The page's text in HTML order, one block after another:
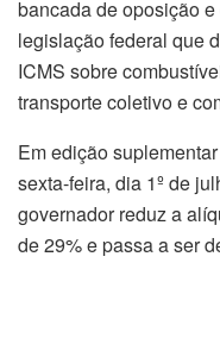
bancada de oposição
legislação federal que
ICMS sobre
transporte coletivo e
Em edição
sexta-feira, dia 1º de
governador reduz a
de 29% e passa a ser